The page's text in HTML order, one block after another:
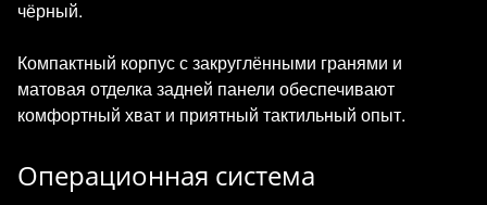
чёрный.
Компактный корпус с закруглёнными гранями и
матовая отделка задней панели обеспечивают
комфортный хват и приятный тактильный опыт.
Операционная система